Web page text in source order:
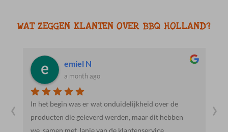
WAT ZEGGEN KLANTEN OVER BBQ HOLLAND?
Jacob R.
a month ago
Heel vriendelijk en behulpzaam. Mooie en lekkere
producten. We gaan hier zeker vaker heen.
‹ ›